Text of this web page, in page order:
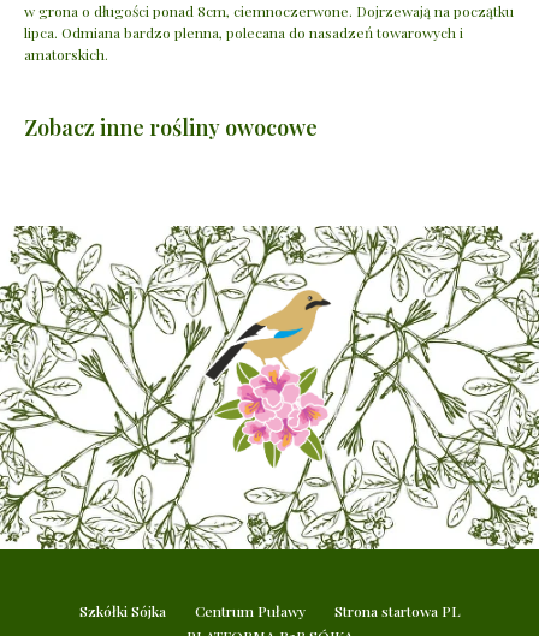
w grona o długości ponad 8cm, ciemnoczerwone. Dojrzewają na początku
lipca. Odmiana bardzo plenna, polecana do nasadzeń towarowych i
amatorskich.
Zobacz inne rośliny owocowe
Szkółki Sójka Centrum Puławy
Strona startowa PL